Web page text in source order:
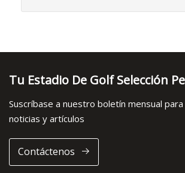
Tu Estadio De Golf Selección
Suscríbase a nuestro boletín mensual
noticias y artículos
Contáctenos